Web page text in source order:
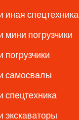
иная спецтехника
мини погрузчики
погрузчики
самосвалы
спецтехника
экскаваторы